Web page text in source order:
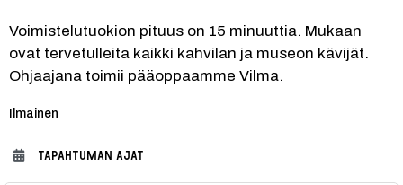
Voimistelutuokion pituus on 15 minuuttia. Mukaan
ovat tervetulleita kaikki kahvilan ja museon kävijät.
Ohjaajana toimii pääoppaamme Vilma.
Kategoria:
Ilmainen
TAPAHTUMAN AJAT